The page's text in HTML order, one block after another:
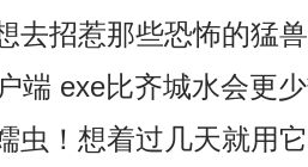
去招惹那些恐怖的猛
端 exe比齐城水会更
虫！想着过几天就用